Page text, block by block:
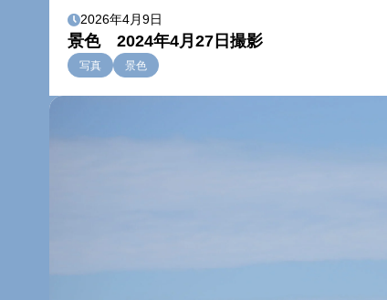
2026年4月9日
景色 2024年4月27日撮影
写真 景色